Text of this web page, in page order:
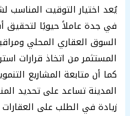
يُعد اختيار التوقيت المناسب
في جدة عاملاً حيويًا لتحقيق
السوق العقاري المحلي
المستثمر من اتخاذ قرارات
كما أن متابعة المشاريع
المدينة تساعد على تحديد
زيادة في الطلب على العقارات